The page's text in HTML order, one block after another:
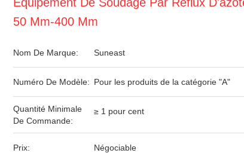
50 Mm-400 Mm
Nom De Marque: Suneast
Numéro De Modèle: Pour les produits de la catégorie "A"
Quantité Minimale
De Commande:
≥ 1 pour cent
Prix: Négociable